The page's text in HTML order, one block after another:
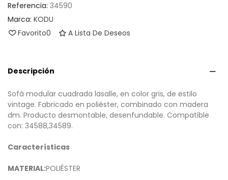
Referencia: 34590
Marca: KODU
Favorito0 A Lista De Deseos
Descripción
Sofá modular cuadrada lasalle, en color gris, de estilo
vintage. Fabricado en poliéster, combinado con madera
dm. Producto desmontable, desenfundable. Compatible
con: 34588,34589.
Características
MATERIAL:POLIÉSTER